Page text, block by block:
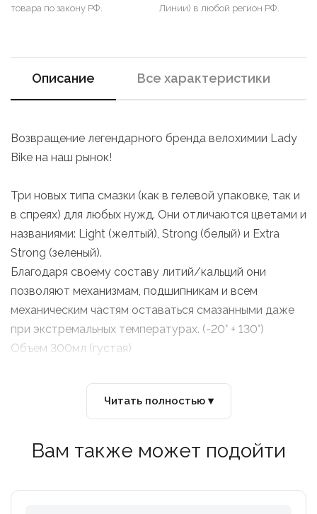
товара по закону РФ. Линии) в любой регион РФ.
Описание Все характеристики
Возвращение легендарного бренда велохимии Lady
Bike на наш рынок!
Три новых типа смазки (как в гелевой упаковке, так и
в спреях) для любых нужд. Они отличаются цветами и
названиями: Light (желтый), Strong (белый) и Extra
Strong (зеленый).
Благодаря своему составу литий/кальций они
позволяют механизмам, подшипникам и всем
механическим частям оставаться смазанными даже
при экстремальных температурах. (-20° + 130°)
Объем 300мл (густая)
Читать полностью ▾
Вам также может подойти